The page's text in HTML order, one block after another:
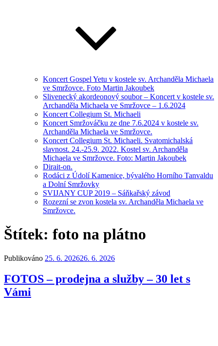
Koncert Gospel Yetu v kostele sv. Archanděla Michaela
ve Smržovce. Foto Martin Jakoubek
Slivenecký akordeonový soubor – Koncert v kostele sv.
Archanděla Michaela ve Smržovce – 1.6.2024
Koncert Collegium St. Michaeli
Koncert Smržováčku ze dne 7.6.2024 v kostele sv.
Archanděla Michaela ve Smržovce.
Koncert Collegium St. Michaeli. Svatomichalská
slavnost. 24.-25.9. 2022. Kostel sv. Archanděla
Michaela ve Smržovce. Foto: Martin Jakoubek
Dirait-on.
Rodáci z Údolí Kamenice, bývalého Horního Tanvaldu
a Dolní Smržovky
SVIJANY CUP 2019 – Sáňkařský závod
Rozezní se zvon kostela sv. Archanděla Michaela ve
Smržovce.
Štítek: foto na plátno
Publikováno 25. 6. 202626. 6. 2026
FOTOS – prodejna a služby – 30 let s
Vámi